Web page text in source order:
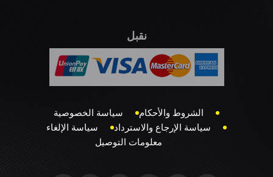
نقبل
الشروط والأحكام
سياسة الخصوصية
سياسة الإرجاع والاسترداد
سياسة الإلغاء
معلومات التوصيل